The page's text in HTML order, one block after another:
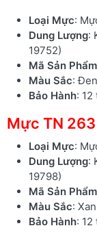
Loại Mực:
Dung Lượng:
19752)
Mã Sản Phẩm
Màu Sắc: Đen
Bảo Hành: 12
Mực TN
Loại Mực:
Dung Lượng:
19798)
Mã Sản Phẩm
Màu Sắc:
Bảo Hành: 12